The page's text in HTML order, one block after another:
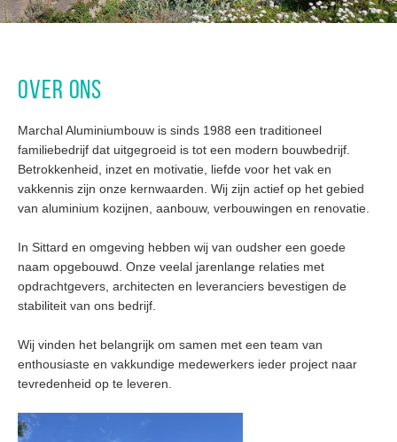
OVER ONS
Marchal Aluminiumbouw is sinds 1988 een traditioneel
familiebedrijf dat uitgegroeid is tot een modern bouwbedrijf.
Betrokkenheid, inzet en motivatie, liefde voor het vak en
vakkennis zijn onze kernwaarden. Wij zijn actief op het gebied
van aluminium kozijnen, aanbouw, verbouwingen en renovatie.
In Sittard en omgeving hebben wij van oudsher een goede
naam opgebouwd. Onze veelal jarenlange relaties met
opdrachtgevers, architecten en leveranciers bevestigen de
stabiliteit van ons bedrijf.
Wij vinden het belangrijk om samen met een team van
enthousiaste en vakkundige medewerkers ieder project naar
tevredenheid op te leveren.